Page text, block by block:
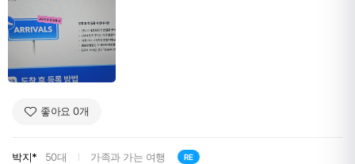
좋아요 0개
박지* 50대 가족과 가는 여행 RE